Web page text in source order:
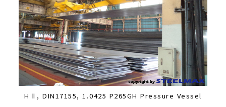
HⅡ, DIN17155, 1.0425 P265GH Pressure Vessel